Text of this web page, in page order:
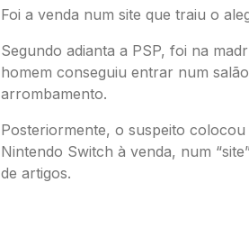
Foi a venda num site que traiu o
Segundo adianta a PSP, foi na
homem conseguiu entrar num
arrombamento.
Posteriormente, o suspeito
Nintendo Switch à venda, num
de artigos.